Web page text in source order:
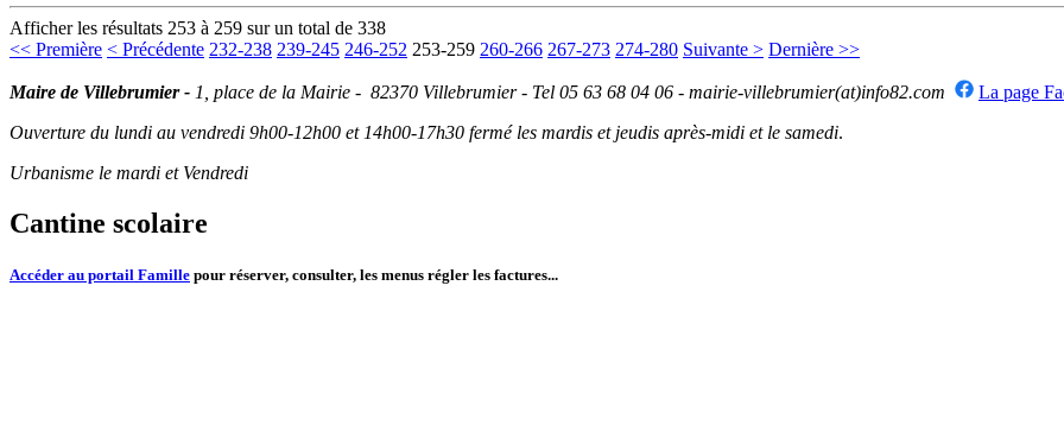
Afficher les résultats 253 à 259 sur un total de 338
<< Première < Précédente 232-238 239-245 246-252 253-259 260-266 267-273 274-280 Suivante > Dernière >>
Maire de Villebrumier - 1, place de la Mairie - 82370 Villebrumier - Tel 05 63 68 04 06 - mairie-villebrumier(at)info82.com
La page
Ouverture du lundi au vendredi 9h00-12h00 et 14h00-17h30 fermé les mardis et jeudis après-midi et le samedi.
Urbanisme le mardi et Vendredi
Cantine scolaire
Accéder au portail Famille pour réserver, consulter, les menus régler les factures...